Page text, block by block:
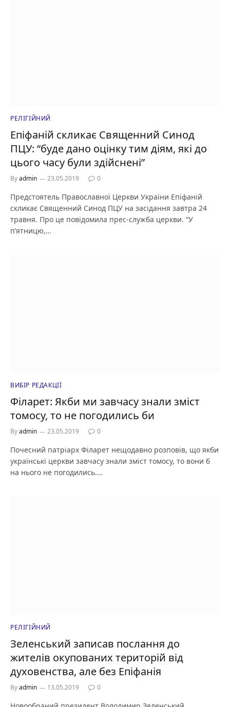
РЕЛІГІЙНИЙ
Епіфаній скликає Священний Синод
ПЦУ: “буде дано оцінку тим діям, які до
цього часу були здійснені”
Byadmin 23.05.2019 0
Предстоятель Православної Церкви України Епіфаній
скликає Священний Синод ПЦУ на засідання завтра 24
травня. Про це повідомила прес-служба церкви. “У
п’ятницю,…
ВИБІР РЕДАКЦІЇ
Філарет: Якби ми завчасу знали зміст
томосу, то не погодились би
Byadmin 23.05.2019 0
Почесний патріарх Філарет нещодавно розповів, що якби
українські церкви завчасу знали зміст томосу, то вони б
на нього не погодились.…
РЕЛІГІЙНИЙ
Зеленський записав послання до
жителів окупованих територій від
духовенства, але без Епіфанія
Byadmin 13.05.2019 0